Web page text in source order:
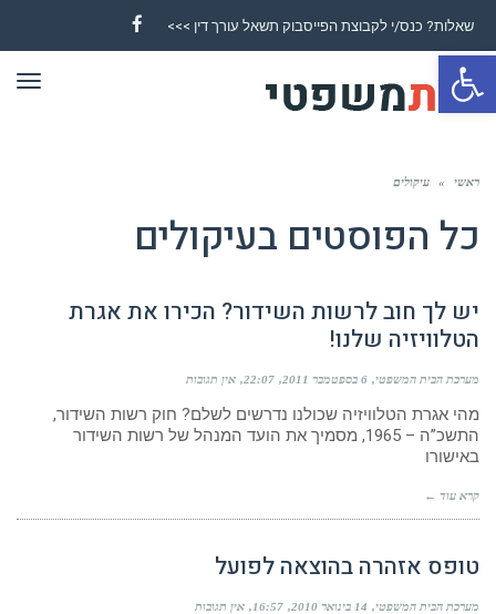
פתח סרגל נגישות
שאלות? כנס/י לקבוצת הפייסבוק תשאל עורך דין >>>
Facebook
ראשי » עיקולים
כל הפוסטים בעיקולים
יש לך חוב לרשות השידור? הכירו את אגרת
הטלוויזיה שלנו!
מערכת הבית המשפטי 6 בספטמבר 2011 22:07 אין תגובות
מהי אגרת הטלוויזיה שכולנו נדרשים לשלם? חוק רשות השידור,
התשכ”ה – 1965, מסמיך את הועד המנהל של רשות השידור
באישורו
קרא עוד ←
טופס אזהרה בהוצאה לפועל
מערכת הבית המשפטי 14 בינואר 2010 16:57 אין תגובות